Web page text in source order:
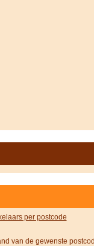
per postcode
van de gewenste